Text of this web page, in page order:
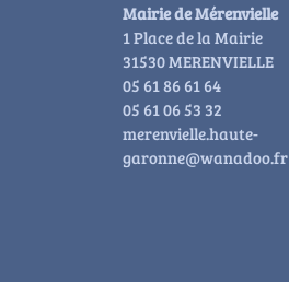
Mairie de Mérenvielle
1 Place de la Mairie
31530 MERENVIELLE
05 61 86 61 64
05 61 06 53 32
merenvielle.haute-
garonne@wanadoo.fr